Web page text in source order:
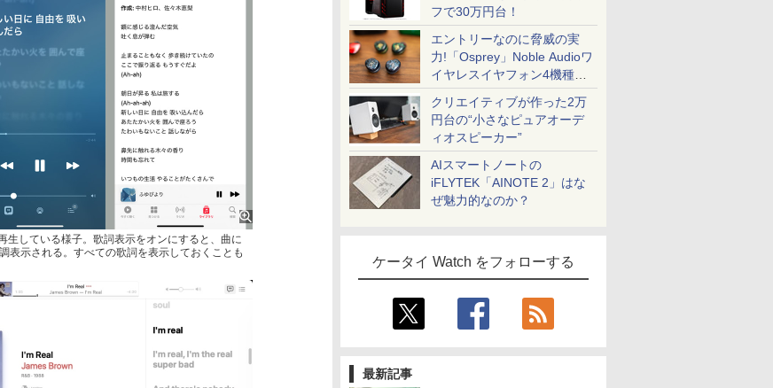
フで30万円台！
エントリーなのに脅威の実
力!「Osprey」Noble Audioワ
イヤレスイヤフォン4機種を
一気に聴く
クリエイティブが作った2万
円台の“小さなピュアオーデ
ィオスピーカー”
AIスマートノートの
iFLYTEK「AINOTE 2」はな
ぜ魅力的なのか？
ケータイ Watch をフォローする
最新記事
している様子。歌詞表示をオンにすると、曲に
表示される。すべての歌詞を表示しておくことも